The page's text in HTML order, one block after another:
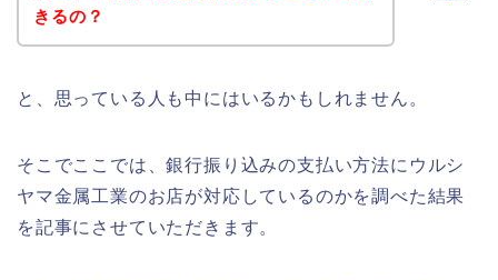
きるの？
と、思っている人も中にはいるかもしれません。
そこでここでは、銀行振り込みの支払い方法にウルシ
ヤマ金属工業のお店が対応しているのかを調べた結果
を記事にさせていただきます。